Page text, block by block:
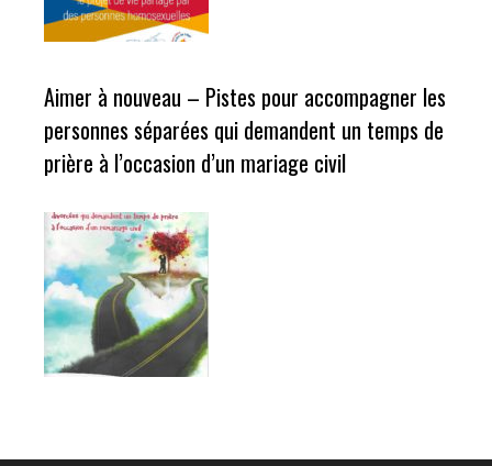
Aimer à nouveau – Pistes pour accompagner les
personnes séparées qui demandent un temps de
prière à l’occasion d’un mariage civil